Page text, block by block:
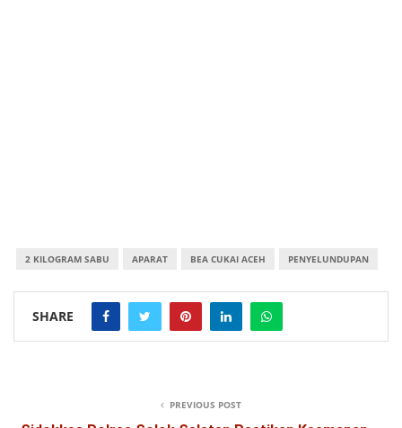
2 KILOGRAM SABU APARAT BEA CUKAI ACEH PENYELUNDUPAN
SHARE
PREVIOUS POST